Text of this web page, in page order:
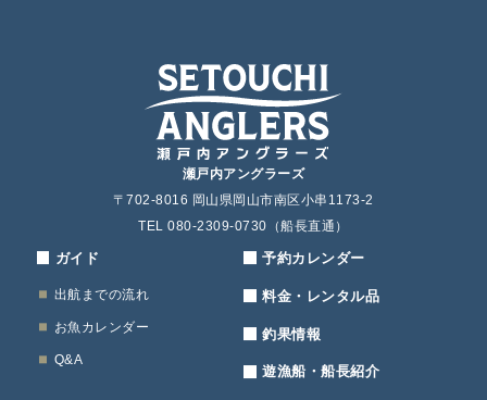
瀬戸内アングラーズ
〒702-8016 岡山県岡山市南区小串1173-2
TEL 080-2309-0730（船長直通）
ガイド
出航までの流れ
お魚カレンダー
Q&A
予約カレンダー
料金・レンタル品
釣果情報
遊漁船・船長紹介